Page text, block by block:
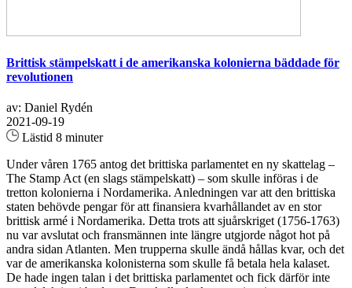
Brittisk stämpelskatt i de amerikanska kolonierna bäddade för
revolutionen
av: Daniel Rydén
2021-09-19
Lästid 8 minuter
Under våren 1765 antog det brittiska parlamentet en ny skattelag –
The Stamp Act (en slags stämpelskatt) – som skulle införas i de
tretton kolonierna i Nordamerika. Anledningen var att den brittiska
staten behövde pengar för att finansiera kvarhållandet av en stor
brittisk armé i Nordamerika. Detta trots att sjuårskriget (1756-1763)
nu var avslutat och fransmännen inte längre utgjorde något hot på
andra sidan Atlanten. Men trupperna skulle ändå hållas kvar, och det
var de amerikanska kolonisterna som skulle få betala hela kalaset.
De hade ingen talan i det brittiska parlamentet och fick därför inte